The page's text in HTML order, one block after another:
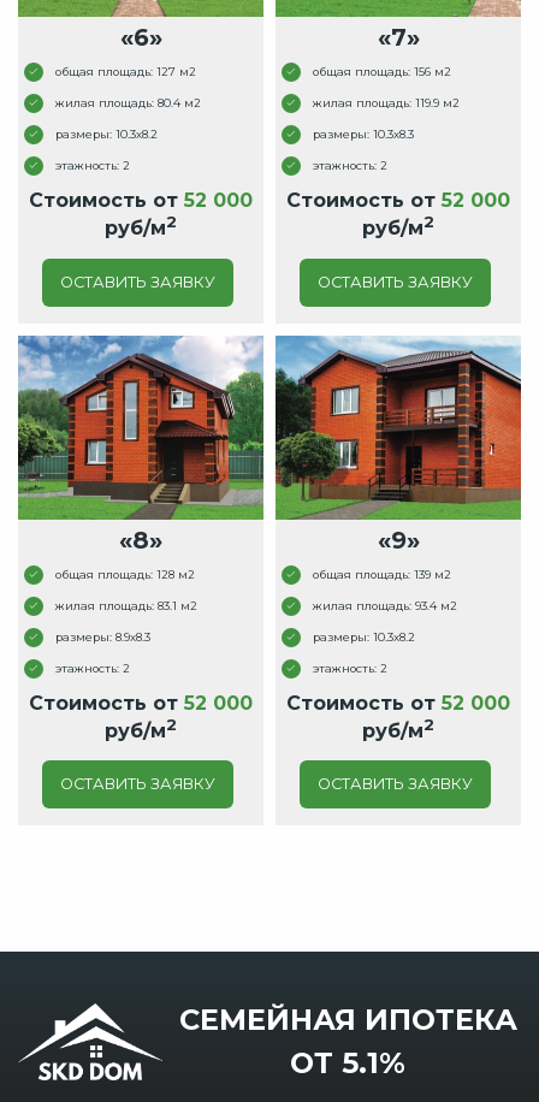
«6»
общая площадь: 127 м2
жилая площадь: 80.4 м2
размеры: 10.3x8.2
этажность: 2
Стоимость от 52 000
руб/м2
ОСТАВИТЬ ЗАЯВКУ
«7»
общая площадь: 156 м2
жилая площадь: 119.9 м2
размеры: 10.3x8.3
этажность: 2
Стоимость от 52 000
руб/м2
ОСТАВИТЬ ЗАЯВКУ
«8»
общая площадь: 128 м2
жилая площадь: 83.1 м2
размеры: 8.9x8.3
этажность: 2
Стоимость от 52 000
руб/м2
ОСТАВИТЬ ЗАЯВКУ
«9»
общая площадь: 139 м2
жилая площадь: 93.4 м2
размеры: 10.3x8.2
этажность: 2
Стоимость от 52 000
руб/м2
ОСТАВИТЬ ЗАЯВКУ
СЕМЕЙНАЯ ИПОТЕКА
ОТ 5.1%